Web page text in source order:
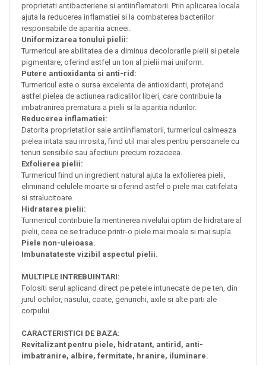
proprietati antibacteriene si antiinflamatorii. Prin aplicarea locala
ajuta la reducerea inflamatiei si la combaterea bacteriilor
responsabile de aparitia acneei.
Uniformizarea tonului pielii:
Turmericul are abilitatea de a diminua decolorarile pielii si petele
pigmentare, oferind astfel un ton al pielii mai uniform.
Putere antioxidanta si anti-rid:
Turmericul este o sursa excelenta de antioxidanti, protejand
astfel pielea de actiunea radicalilor liberi, care contribuie la
imbatranirea prematura a pielii si la aparitia ridurilor.
Reducerea inflamatiei:
Datorita proprietatilor sale antiinflamatorii, turmericul calmeaza
pielea iritata sau inrosita, fiind util mai ales pentru persoanele cu
tenuri sensibile sau afectiuni precum rozaceea.
Exfolierea pielii:
Turmericul fiind un ingredient natural ajuta la exfolierea pielii,
eliminand celulele moarte si oferind astfel o piele mai catifelata
si stralucitoare.
Hidratarea pielii:
Turmericul contribuie la mentinerea nivelului optim de hidratare al
pielii, ceea ce se traduce printr-o piele mai moale si mai supla.
Piele non-uleioasa.
Imbunatateste vizibil aspectul pielii.
MULTIPLE INTREBUINTARI:
Folositi serul aplicand direct pe petele intunecate de pe ten, din
jurul ochilor, nasului, coate, genunchi, axile si alte parti ale
corpului.
CARACTERISTICI DE BAZA:
Revitalizant pentru piele, hidratant, antirid, anti-
imbatranire, albire, fermitate, hranire, iluminare.